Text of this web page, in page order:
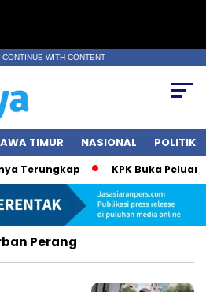
WITH CONTENT
TIMUR NASIONAL POLITIK
Terungkap KPK Buka
Perang